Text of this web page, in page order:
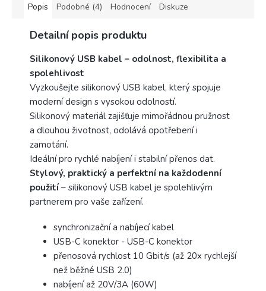
Popis Podobné (4) Hodnocení Diskuze
Detailní popis produktu
Silikonový USB kabel – odolnost, flexibilita a
spolehlivost
Vyzkoušejte silikonový USB kabel, který spojuje
moderní design s vysokou odolností.
Silikonový materiál zajišťuje mimořádnou pružnost
a dlouhou životnost, odolává opotřebení i
zamotání.
Ideální pro rychlé nabíjení i stabilní přenos dat.
Stylový, praktický a perfektní na každodenní
použití – silikonový USB kabel je spolehlivým
partnerem pro vaše zařízení.
synchronizační a nabíjecí kabel
USB-C konektor - USB-C konektor
přenosová rychlost 10 Gbit/s (až 20x rychlejší
než běžné USB 2.0)
nabíjení až 20V/3A (60W)